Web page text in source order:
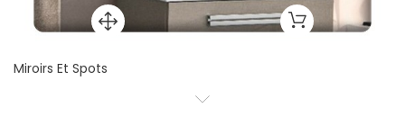
Miroirs Et Spots